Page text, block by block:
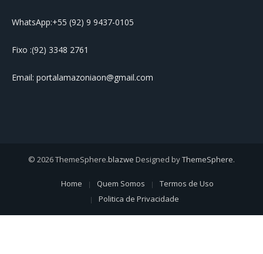
WhatsApp:+55 (92) 9 9437-0105
Fixo :(92) 3348 2761
Email: portalamazoniaon@gmail.com
© 2026 ThemeSphere.blazwe Designed byThemeSphere.
Home Quem Somos
Termos de Uso
Politica de Privacidade